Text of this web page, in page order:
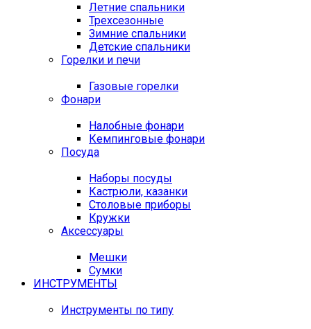
Летние спальники
Трехсезонные
Зимние спальники
Детские спальники
Горелки и печи
Газовые горелки
Фонари
Налобные фонари
Кемпинговые фонари
Посуда
Наборы посуды
Кастрюли, казанки
Столовые приборы
Кружки
Аксессуары
Мешки
Сумки
ИНСТРУМЕНТЫ
Инструменты по типу